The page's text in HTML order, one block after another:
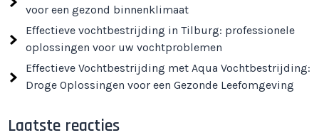
voor een gezond binnenklimaat
Effectieve vochtbestrijding in Tilburg: professionele
oplossingen voor uw vochtproblemen
Effectieve Vochtbestrijding met Aqua Vochtbestrijding:
Droge Oplossingen voor een Gezonde Leefomgeving
Laatste reacties